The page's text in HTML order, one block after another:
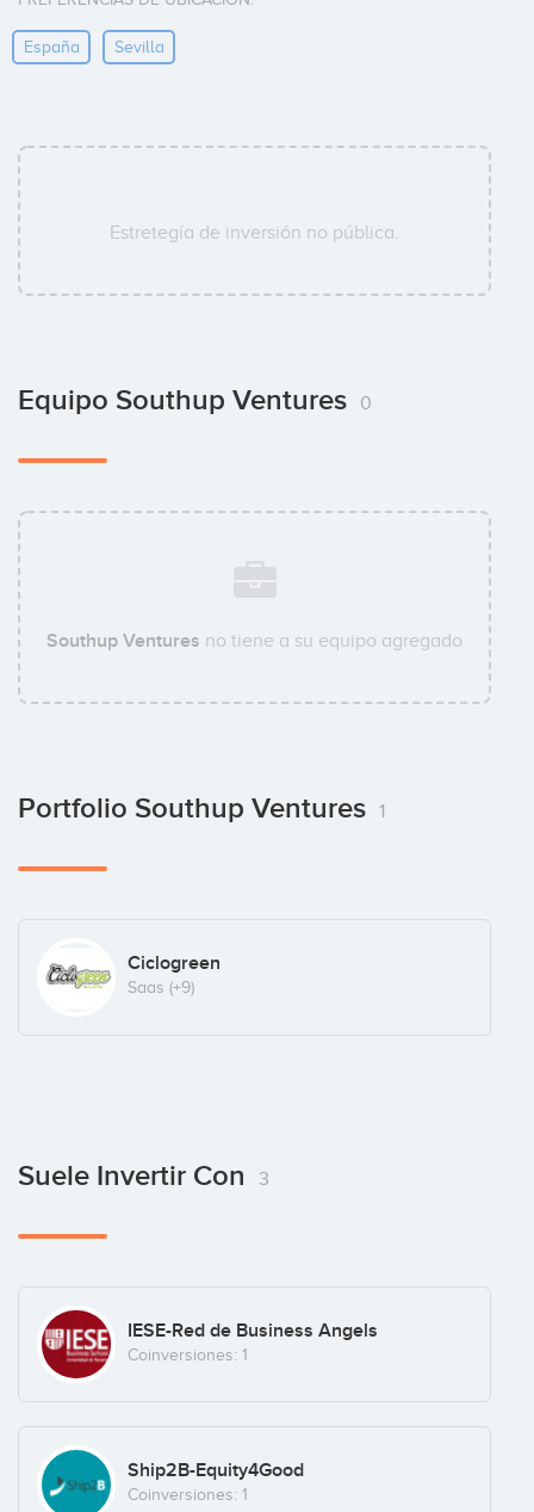
España Sevilla
Estretegía de inversión no pública.
Equipo Southup Ventures 0
Southup Ventures no tiene a su equipo agregado
Portfolio Southup Ventures 1
Ciclogreen
Saas (+9)
Suele Invertir Con 3
IESE-Red de Business Angels
Coinversiones: 1
Ship2B-Equity4Good
Coinversiones: 1